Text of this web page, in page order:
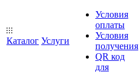
Каталог Услуги
Условия
оплаты
Условия
получения
QR код
для